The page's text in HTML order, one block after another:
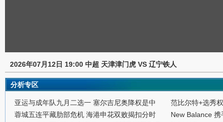
2026年07月12日 19:00 中超 天津津门虎 VS 辽宁铁人
分析专区
亚运与成年队九月二选一 塞尔吉尼奥降权是中
蓉城五连平藏肋部危机 海港申花双败揭扣分时
范比尔特+选秀
New Balance